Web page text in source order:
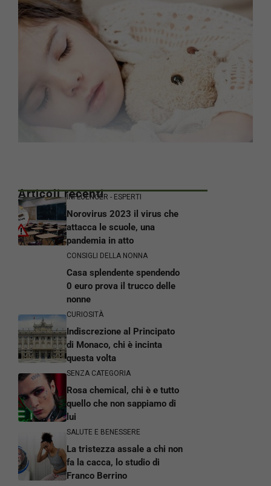
Articoli recentiINFLUENCER - ESPERTI
Norovirus 2023 il virus che
attacca le scuole, una
pandemia in atto
CONSIGLI DELLA NONNA
Casa splendente spendendo
0 euro prova il trucco delle
nonne
CURIOSITÀ
Indiscrezione al Principato
di Monaco, chi è incinta
questa volta
SENZA CATEGORIA
Rosa chemical, chi è e tutto
quello che non sappiamo di
lui
SALUTE E BENESSERE
La tristezza assale a chi non
fa la cacca, lo studio di
Franco Berrino